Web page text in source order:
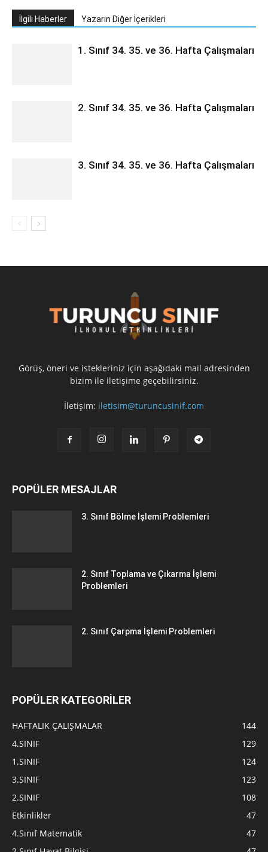
İlgili Haberler Yazarın Diğer İçerikleri
1. Sınıf 34. 35. ve 36. Hafta Çalışmaları
2. Sınıf 34. 35. ve 36. Hafta Çalışmaları
3. Sınıf 34. 35. ve 36. Hafta Çalışmaları
Görüş, öneri ve istekleriniz için aşağıdaki mail adresinden
bizim ile iletişime geçebilirsiniz.
İletişim: iletisim@turuncusinif.com
POPÜLER MESAJLAR
3. Sınıf Bölme İşlemi Problemleri
2. Sınıf Toplama ve Çıkarma İşlemi
Problemleri
2. Sınıf Çarpma İşlemi Problemleri
POPÜLER KATEGORİLER
HAFTALIK ÇALIŞMALAR
144
4.SINIF
129
1.SINIF
124
3.SINIF
123
2.SINIF
108
Etkinlikler
47
4.Sınıf Matematik
47